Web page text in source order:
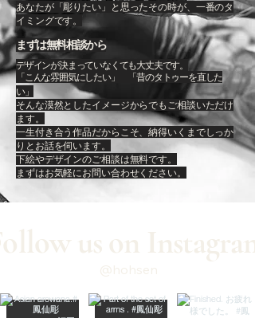
あなたが「彫りたい」と思ったその時が、一番のタ
イミングです。
まずは無料相談から
デザインが決まっていなくても大丈夫です。
「こんな雰囲気にしたい」 「昔のタトゥーを直した
い」
そんな漠然としたイメージからでもご相談いただけ
ます。
一生付き合う作品だからこそ、納得いくまでしっか
りとお話を伺います。
下絵やデザインのご相談は無料です。
まずはお気軽にお問い合わせください。
us on Instagram
@hohsen